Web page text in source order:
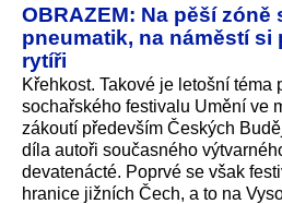
OBRAZEM: Na pěší zóně
pneumatik, na náměstí si
rytíři
Křehkost. Takové je letošní téma
sochařského festivalu Umění ve
zákoutí především Českých
díla autoři současného
devatenácté. Poprvé se však
hranice jižních Čech, a to na